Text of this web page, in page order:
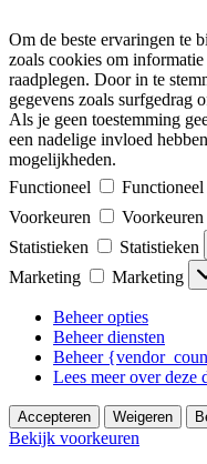
Om de beste ervaringen te
zoals cookies om
raadplegen. Door in te
gegevens zoals surfgedrag
Als je geen toestemming
een nadelige invloed
mogelijkheden.
Functioneel
Functioneel
Voorkeuren
Voorkeuren
Statistieken
Statistieken
Marketing
Marketing
Beheer opties
Beheer diensten
Beheer
Lees meer over deze
Accepteren Weigeren
Bekijk voorkeuren